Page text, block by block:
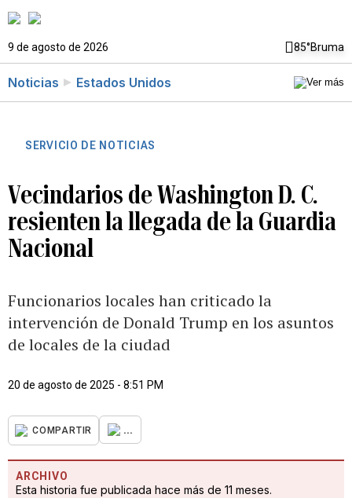
9 de agosto de 2026 85°Bruma
Noticias Estados Unidos
SERVICIO DE NOTICIAS
Vecindarios de Washington D. C.
resienten la llegada de la Guardia
Nacional
Funcionarios locales han criticado la
intervención de Donald Trump en los asuntos
de locales de la ciudad
20 de agosto de 2025 - 8:51 PM
COMPARTIR ...
ARCHIVO
Esta historia fue publicada hace más de 11 meses.